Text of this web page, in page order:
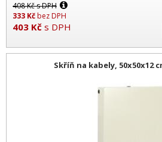
408Kčs DPH
333 Kčbez DPH
403 Kč s DPH
Skříň na kabely, 50x50x12